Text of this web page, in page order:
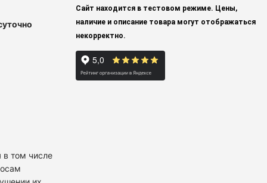
в том числе
Сайт находится в тестовом режиме. Цены,
наличие и описание товара могут отображаться
некорректно.